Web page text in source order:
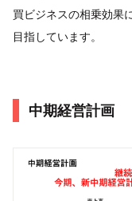
買ビジネスの相乗効果
目指しています。
中期経営計画